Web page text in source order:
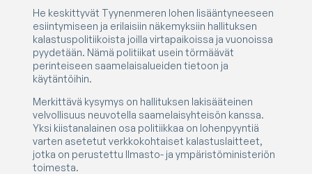
He keskittyvät Tyynenmeren lohen lisääntyneeseen
esiintymiseen ja erilaisiin näkemyksiin hallituksen
kalastuspolitiikoista joilla virtapaikoissa ja vuonoissa
pyydetään. Nämä politiikat usein törmäävät
perinteiseen saamelaisalueiden tietoon ja
käytäntöihin.
Merkittävä kysymys on hallituksen lakisääteinen
velvollisuus neuvotella saamelaisyhteisön kanssa.
Yksi kiistanalainen osa politiikkaa on lohenpyyntiä
varten asetetut verkkokohtaiset kalastuslaitteet,
jotka on perustettu Ilmasto- ja ympäristöministeriön
toimesta.